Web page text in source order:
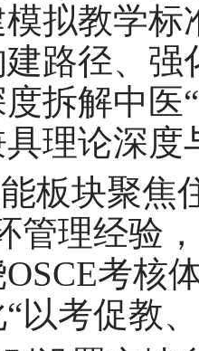
拟教学
路径、强
拆解中医
具理论深度
板块聚焦
管理经验
考核
以考促教